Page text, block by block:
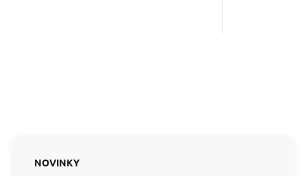
NOVINKY